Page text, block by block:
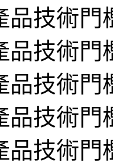
品技術門
品技術門
品技術門
品技術門
品技術